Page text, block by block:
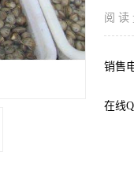
阅 读
销售
在线